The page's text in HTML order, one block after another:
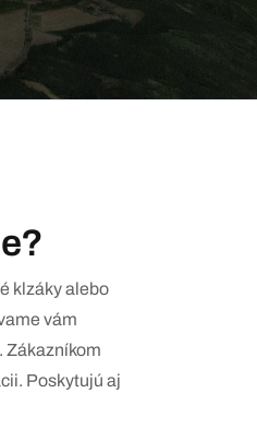
klzáky alebo
vám
. Zákazníkom
Poskytujú aj